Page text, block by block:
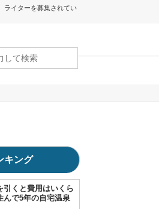
ライターを募集されてい
キング
引くと費用はいくら
んで5年の自宅温泉